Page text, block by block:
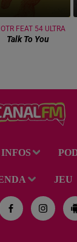
FEAT 54 ULTRA
Talk To You
INFOS
JEU